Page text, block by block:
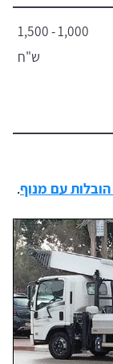
1,000 - 1,500
ש"ח
עם מנוף.